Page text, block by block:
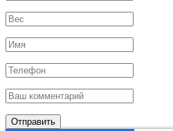
Отправить